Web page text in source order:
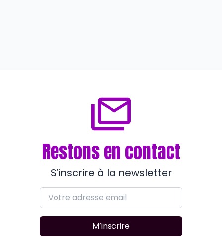
Restons en contact
S’inscrire à la newsletter
M’inscrire